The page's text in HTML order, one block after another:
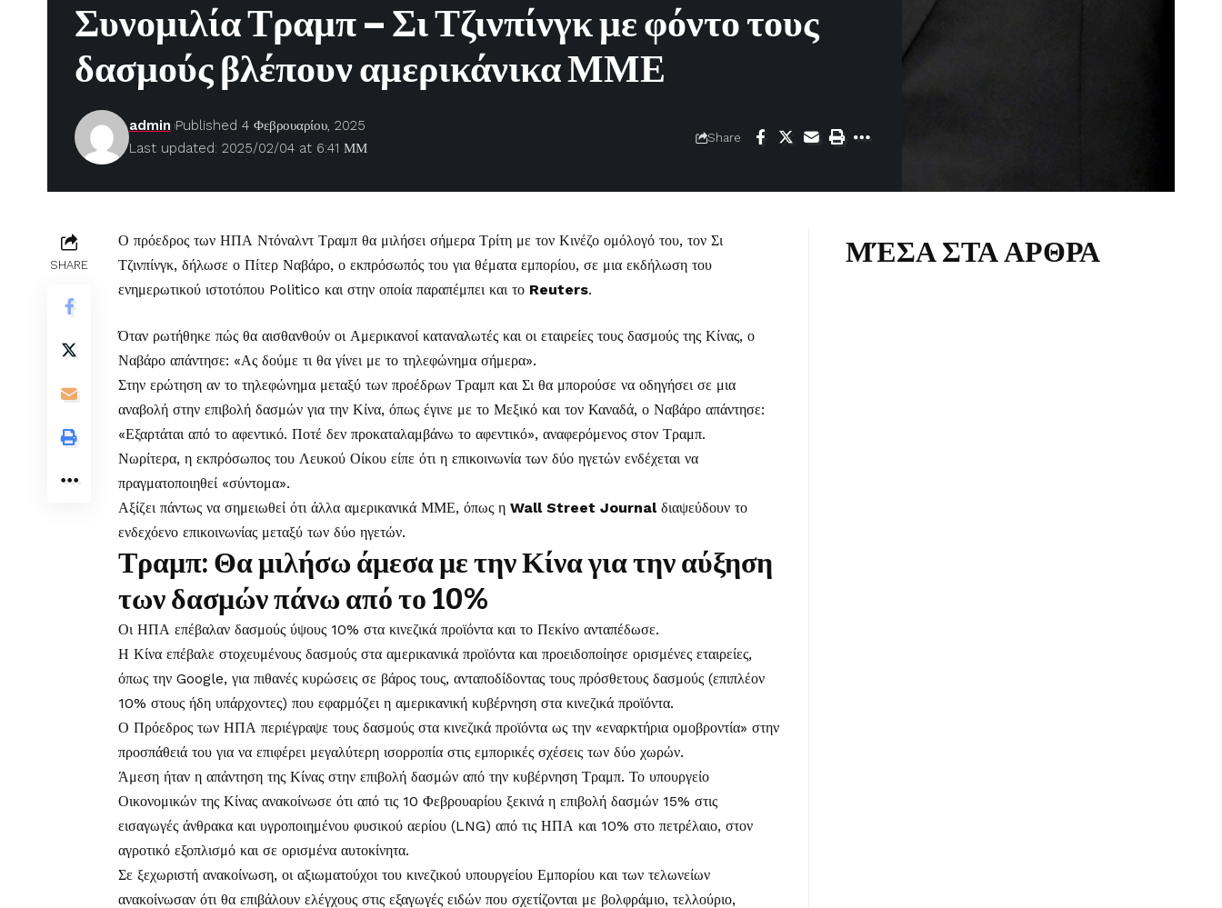
Συνομιλία Τραμπ – Σι Τζινπίνγκ με φόντο τους
δασμούς βλέπουν αμερικάνικα ΜΜΕ
Last updated: 2025/02/04 at 6:41 ΜΜ
admin Published 4 Φεβρουαρίου, 2025
Share
SHARE
Ο πρόεδρος των ΗΠΑ Ντόναλντ Τραμπ θα μιλήσει σήμερα Τρίτη με τον Κινέζο ομόλογό του, τον Σι
Τζινπίνγκ, δήλωσε ο Πίτερ Ναβάρο, ο εκπρόσωπός του για θέματα εμπορίου, σε μια εκδήλωση του
ενημερωτικού ιστοτόπου Politico και στην οποία παραπέμπει και το Reuters.
Όταν ρωτήθηκε πώς θα αισθανθούν οι Αμερικανοί καταναλωτές και οι εταιρείες τους δασμούς της Κίνας, ο
Ναβάρο απάντησε: «Ας δούμε τι θα γίνει με το τηλεφώνημα σήμερα».
Στην ερώτηση αν το τηλεφώνημα μεταξύ των προέδρων Τραμπ και Σι θα μπορούσε να οδηγήσει σε μια
αναβολή στην επιβολή δασμών για την Κίνα, όπως έγινε με το Μεξικό και τον Καναδά, ο Ναβάρο απάντησε:
«Εξαρτάται από το αφεντικό. Ποτέ δεν προκαταλαμβάνω το αφεντικό», αναφερόμενος στον Τραμπ.
Νωρίτερα, η εκπρόσωπος του Λευκού Οίκου είπε ότι η επικοινωνία των δύο ηγετών ενδέχεται να
πραγματοποιηθεί «σύντομα».
Αξίζει πάντως να σημειωθεί ότι άλλα αμερικανικά ΜΜΕ, όπως η Wall Street Journalδιαψεύδουν το
ενδεχόενο επικοινωνίας μεταξύ των δύο ηγετών.
Τραμπ: Θα μιλήσω άμεσα με την Κίνα για την αύξηση
των δασμών πάνω από το 10%
Οι ΗΠΑ επέβαλαν δασμούς ύψους 10% στα κινεζικά προϊόντα και το Πεκίνο ανταπέδωσε.
Η Κίνα επέβαλε στοχευμένους δασμούς στα αμερικανικά προϊόντα και προειδοποίησε ορισμένες εταιρείες,
όπως την Google, για πιθανές κυρώσεις σε βάρος τους, ανταποδίδοντας τους πρόσθετους δασμούς (επιπλέον
10% στους ήδη υπάρχοντες) που εφαρμόζει η αμερικανική κυβέρνηση στα κινεζικά προϊόντα.
Ο Πρόεδρος των ΗΠΑ περιέγραψε τους δασμούς στα κινεζικά προϊόντα ως την «εναρκτήρια ομοβροντία» στην
προσπάθειά του για να επιφέρει μεγαλύτερη ισορροπία στις εμπορικές σχέσεις των δύο χωρών.
Άμεση ήταν η απάντηση της Κίνας στην επιβολή δασμών από την κυβέρνηση Τραμπ. Το υπουργείο
Οικονομικών της Κίνας ανακοίνωσε ότι από τις 10 Φεβρουαρίου ξεκινά η επιβολή δασμών 15% στις
εισαγωγές άνθρακα και υγροποιημένου φυσικού αερίου (LNG) από τις ΗΠΑ και 10% στο πετρέλαιο, στον
αγροτικό εξοπλισμό και σε ορισμένα αυτοκίνητα.
Σε ξεχωριστή ανακοίνωση, οι αξιωματούχοι του κινεζικού υπουργείου Εμπορίου και των τελωνείων
ανακοίνωσαν ότι θα επιβάλουν ελέγχους στις εξαγωγές ειδών που σχετίζονται με βολφράμιο, τελλούριο,
ΜΈΣΑ ΣΤΑ ΑΡΘΡΑ